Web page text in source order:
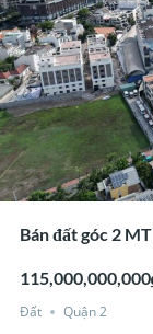
Bán đất góc 2
Đất Quận 2